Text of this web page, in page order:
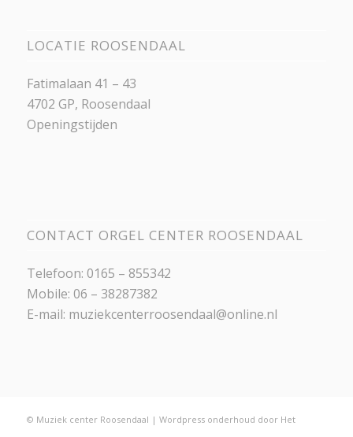
LOCATIE ROOSENDAAL
Fatimalaan 41 – 43
4702 GP, Roosendaal
Openingstijden
CONTACT ORGEL CENTER ROOSENDAAL
Telefoon: 0165 – 855342
Mobile: 06 – 38287382
E-mail: muziekcenterroosendaal@online.nl
© Muziek center Roosendaal | Wordpress onderhoud door Het